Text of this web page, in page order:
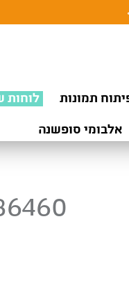
תמונות לוחות
אלבומי סופשנה